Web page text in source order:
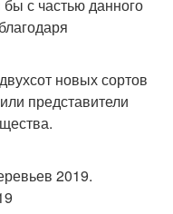
с частью данного
новых сортов
представители